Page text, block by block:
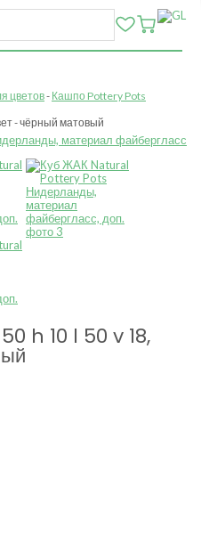
цветов Кашпо Pottery Pots
- чёрный матовый
h 10 l 50 v 18,